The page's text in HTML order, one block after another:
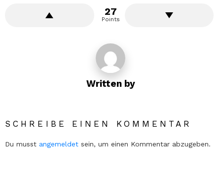
27
Points
Written by
SCHREIBE EINEN KOMMENTAR
Du musst angemeldet sein, um einen Kommentar abzugeben.